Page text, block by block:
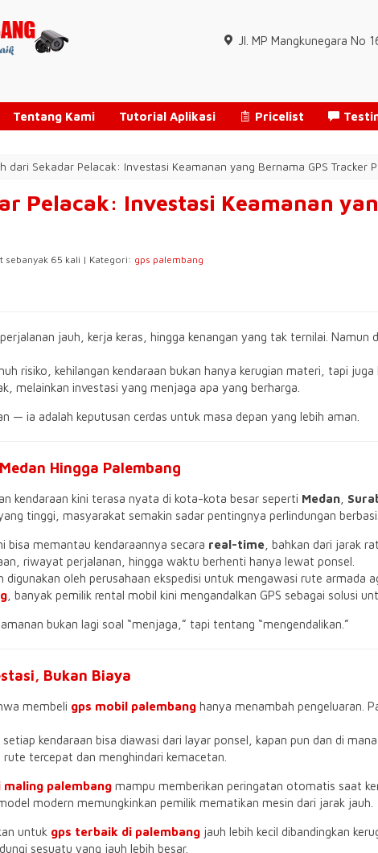
Jl. MP Mangkunegara No
Tentang Kami Tutorial Aplikasi Pricelist
dari Sekadar Pelacak: Investasi Keamanan yang Bernama GPS Tracker
Pelacak: Investasi Keamanan
sebanyak 65 kali | Kategori: gps palembang
jauh, kerja keras, hingga kenangan yang tak ternilai.
risiko, kehilangan kendaraan bukan hanya kerugian materi, tapi juga
melainkan investasi yang menjaga apa yang berharga.
— ia adalah keputusan cerdas untuk masa depan yang lebih aman.
Hingga Palembang
kendaraan kini terasa nyata di kota-kota besar seperti Medan
tinggi, masyarakat semakin sadar pentingnya perlindungan
bisa memantau kendaraannya secara real-time , bahkan dari jarak
riwayat perjalanan, hingga waktu berhenti hanya lewat ponsel.
digunakan oleh perusahaan ekspedisi untuk mengawasi rute armada
, banyak pemilik rental mobil kini mengandalkan GPS sebagai solusi
bukan lagi soal “menjaga,” tapi tentang “mengendalikan.”
Bukan Biaya
membeli gps mobil palembang hanya menambah pengeluaran.
, setiap kendaraan bisa diawasi dari layar ponsel, kapan pun dan di
tercepat dan menghindari kemacetan.
palembang mampu memberikan peringatan otomatis saat
modern memungkinkan pemilik mematikan mesin dari jarak jauh.
untuk gps terbaik di palembang jauh lebih kecil dibandingkan
sesuatu yang jauh lebih besar.